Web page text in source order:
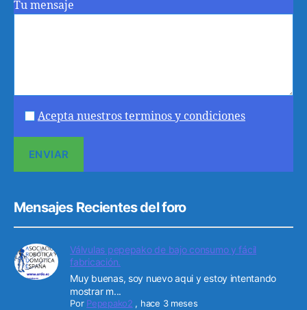
Tu mensaje
Acepta nuestros terminos y condiciones
Mensajes Recientes del foro
Válvulas pepepako de bajo consumo y fácil
fabricación.
Muy buenas, soy nuevo aqui y estoy intentando
mostrar m...
Por Pepepako2 , hace 3 meses